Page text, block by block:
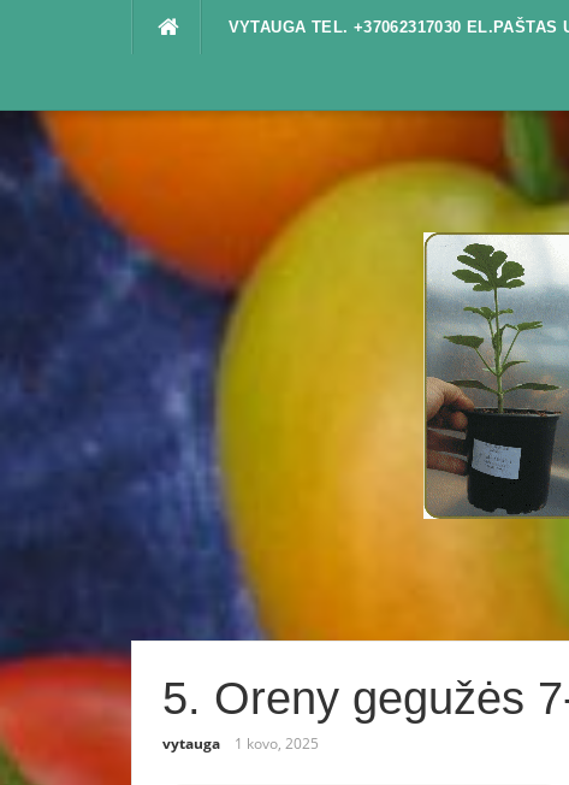
VYTAUGA TEL. +37062317030 EL.PAŠTAS
5. Oreny gegužės
vytauga 1 kovo, 2025